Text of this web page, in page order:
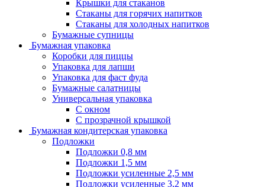
Крышки для стаканов
Стаканы для горячих напитков
Стаканы для холодных напитков
Бумажные супницы
Бумажная упаковка
Коробки для пиццы
Упаковка для лапши
Упаковка для фаст фуда
Бумажные салатницы
Универсальная упаковка
С окном
С прозрачной крышкой
Бумажная кондитерская упаковка
Подложки
Подложки 0,8 мм
Подложки 1,5 мм
Подложки усиленные 2,5 мм
Подложки усиленные 3,2 мм